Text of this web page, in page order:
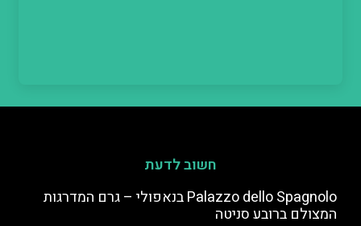
חשוב לדעת
Palazzo dello Spagnolo בנאפולי – גרם המדרגות
המצולם ברובע סניטה